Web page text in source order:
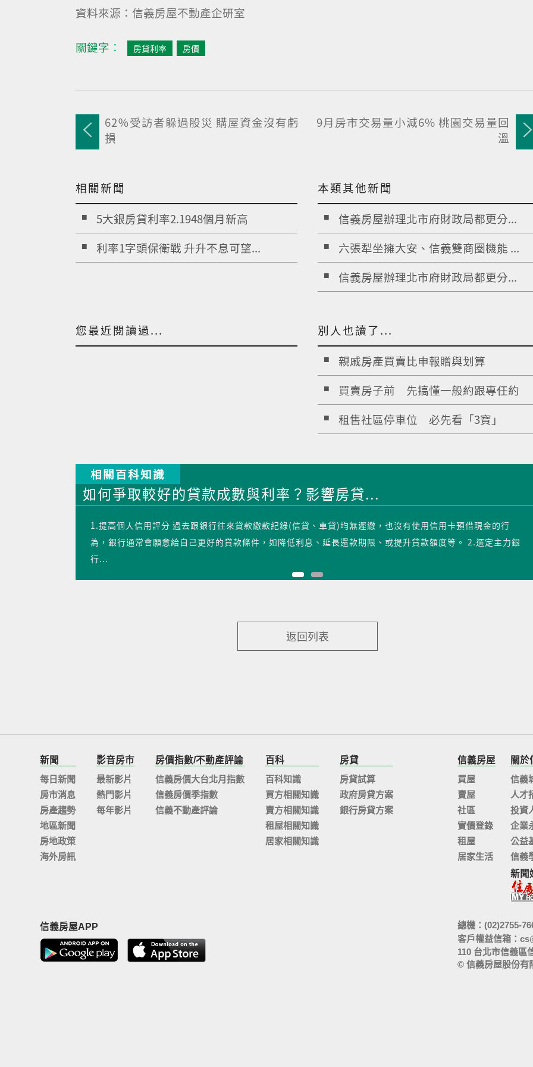
資料來源：信義房屋不動產企研室
關鍵字︰ 房貸利率 房價
62％受訪者躲過股災 購屋資金沒有虧
損
9月房市交易量小減6% 桃園交易量回
溫
相關新聞
5大銀房貸利率2.1948個月新高
利率1字頭保衛戰 升升不息可望...
本類其他新聞
信義房屋辦理北市府財政局都更分...
六張犁坐擁大安、信義雙商圈機能 ...
信義房屋辦理北市府財政局都更分...
您最近閱讀過...
別人也讀了...
親戚房產買賣比申報贈與划算
買賣房子前 先搞懂一般約跟專任約
租售社區停車位 必先看「3寶」
相關百科知識
如何爭取較好的貸款成數與利率？影響房貸...
1.提高個人信用評分 過去跟銀行往來貸款繳款紀錄(信貸、車貸)均無遲繳，也沒有使用信用卡預借現金的行
為，銀行通常會願意給自己更好的貸款條件，如降低利息、延長還款期限、或提升貸款額度等。 2.選定主力銀
行...
返回列表
新聞
每日新聞
房市消息
房產趨勢
地區新聞
房地政策
海外房訊
影音房市
最新影片
熱門影片
每年影片
房價指數/不動產評論
信義房價大台北月指數
信義房價季指數
信義不動產評論
百科
百科知識
買方相關知識
賣方相關知識
租屋相關知識
居家相關知識
房貸
房貸試算
政府房貸方案
銀行房貸方案
信義房屋
買屋
賣屋
社區
實價登錄
租屋
居家生活
關於
信義
人才
投資
企業
公益
信義
新聞
信義房屋APP
總機：(02)2755-
客戶權益信箱：
110 台北市信義區
© 信義房屋股份有